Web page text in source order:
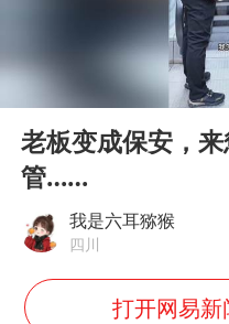
国
Play
老板变成保安，
管……
我是六耳猕猴
四川
打开网易